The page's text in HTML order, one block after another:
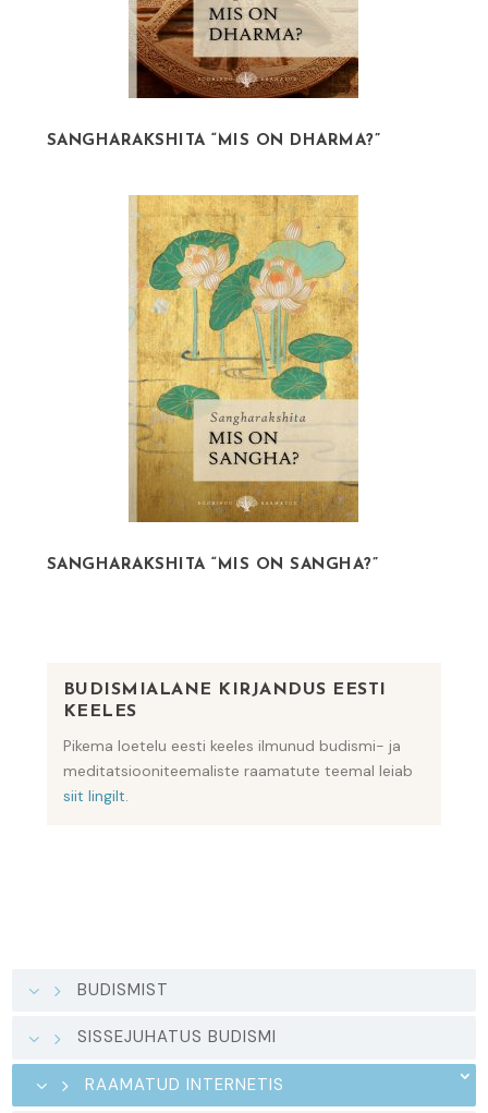
SANGHARAKSHITA “MIS ON DHARMA?”
SANGHARAKSHITA “MIS ON SANGHA?”
BUDISMIALANE KIRJANDUS EESTI
KEELES
Pikema loetelu eesti keeles ilmunud budismi- ja
meditatsiooniteemaliste raamatute teemal leiab
siit lingilt.
BUDISMIST
SISSEJUHATUS BUDISMI
RAAMATUD INTERNETIS